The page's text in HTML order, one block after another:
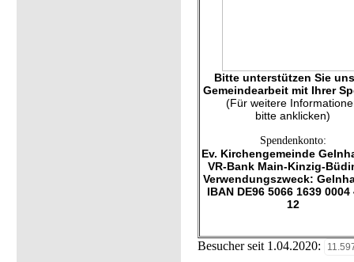
Bitte unterstützen Sie
Gemeindearbeit mit Ihrer
(Für weitere
bitte anklicken)
Spendenkonto:
Ev. Kirchengemeinde
VR-Bank Main-Kinzig-
Verwendungszweck:
IBAN DE96 5066 1639 0004
12
Besucher seit 1.04.2020: